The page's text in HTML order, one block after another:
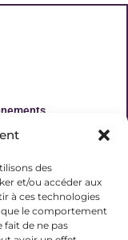
des
et/ou accéder aux
à ces technologies
le comportement
fait de ne pas